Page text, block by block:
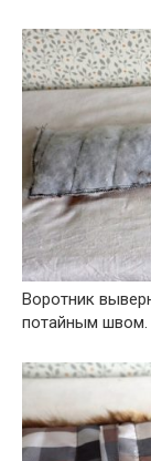
Воротник
потайным швом.